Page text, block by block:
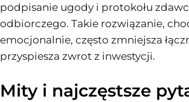
podpisanie ugody i protokołu
odbiorczego. Takie rozwiązanie,
emocjonalnie, często zmniejsza
przyspiesza zwrot z inwestycji.
Mity i najczęstsze